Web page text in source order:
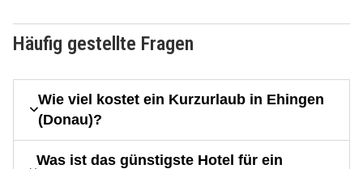
Häufig gestellte Fragen
Wie viel kostet ein Kurzurlaub in Ehingen
(Donau)?
Was ist das günstigste Hotel für ein